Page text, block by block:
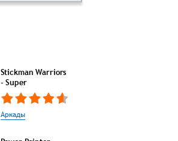
Stickman Warriors
- Super
Аркады